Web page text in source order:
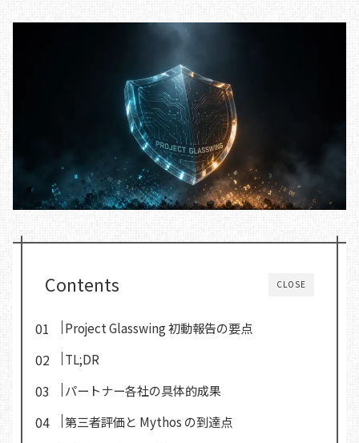
CLOSE
Contents
Project Glasswing 初動報告の要点
TL;DR
パートナー各社の具体的成果
第三者評価と Mythos の到達点